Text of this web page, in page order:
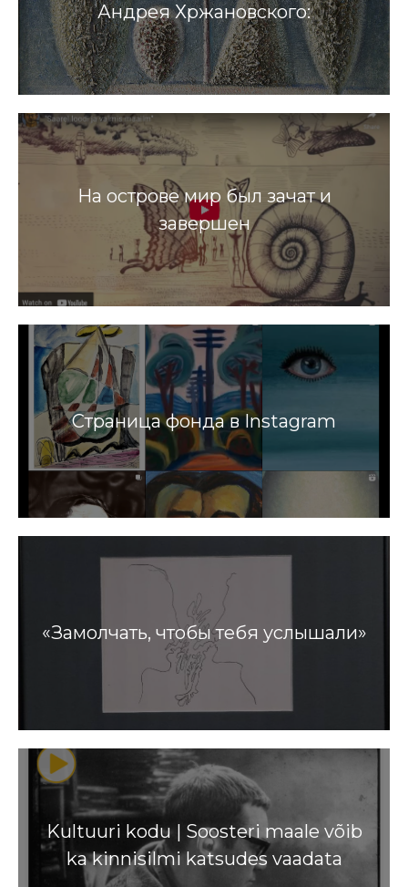
Андрея Хржановского:
На острове мир был зачат и
завершен
Страница фонда в Instagram
«Замолчать, чтобы тебя услышали»
Kultuuri kodu | Soosteri maale võib
ka kinnisilmi katsudes vaadata